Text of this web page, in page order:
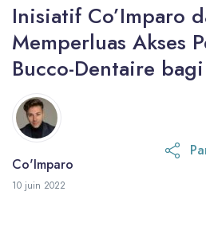
Inisiatif Co’Imparo
Memperluas Akses
Bucco-Dentaire
Co'Imparo
10 juin 2022